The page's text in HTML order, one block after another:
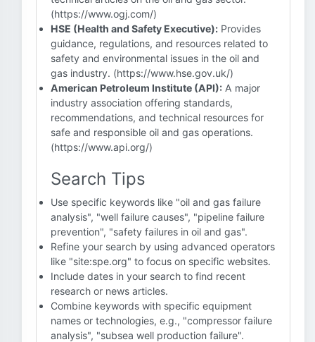
(https://www.ogj.com/)
HSE (Health and Safety Executive): Provides
guidance, regulations, and resources related to
safety and environmental issues in the oil and
gas industry. (https://www.hse.gov.uk/)
American Petroleum Institute (API): A major
industry association offering standards,
recommendations, and technical resources for
safe and responsible oil and gas operations.
(https://www.api.org/)
Search Tips
Use specific keywords like "oil and gas failure
analysis", "well failure causes", "pipeline failure
prevention", "safety failures in oil and gas".
Refine your search by using advanced operators
like "site:spe.org" to focus on specific websites.
Include dates in your search to find recent
research or news articles.
Combine keywords with specific equipment
names or technologies, e.g., "compressor failure
analysis", "subsea well production failure".